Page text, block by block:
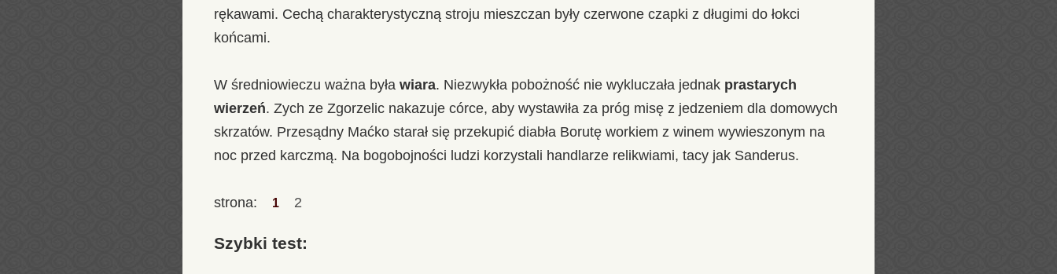
rękawami. Cechą charakterystyczną stroju mieszczan były czerwone czapki z długimi do łokci
końcami.
W średniowieczu ważna była wiara. Niezwykła pobożność nie wykluczała jednak prastarych
wierzeń. Zych ze Zgorzelic nakazuje córce, aby wystawiła za próg misę z jedzeniem dla domowych
skrzatów. Przesądny Maćko starał się przekupić diabła Borutę workiem z winem wywieszonym na
noc przed karczmą. Na bogobojności ludzi korzystali handlarze relikwiami, tacy jak Sanderus.
strona: 1 2
Szybki test: